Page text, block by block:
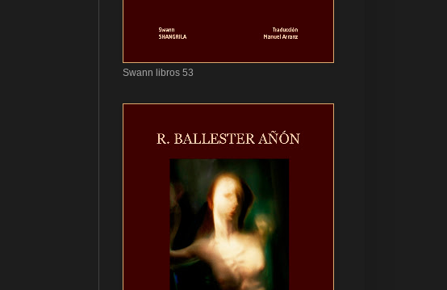
Swann libros 53